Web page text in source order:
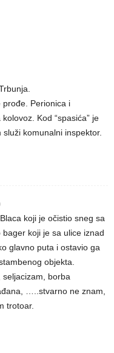
prođe. Perionica i
Kod “spasića” je
komunalni inspektor.
koji je očistio sneg sa
koji je sa ulice iznad
glavno puta i ostavio ga
objekta.
seljacizam, borba
…..stvarno ne znam,
trotoar.